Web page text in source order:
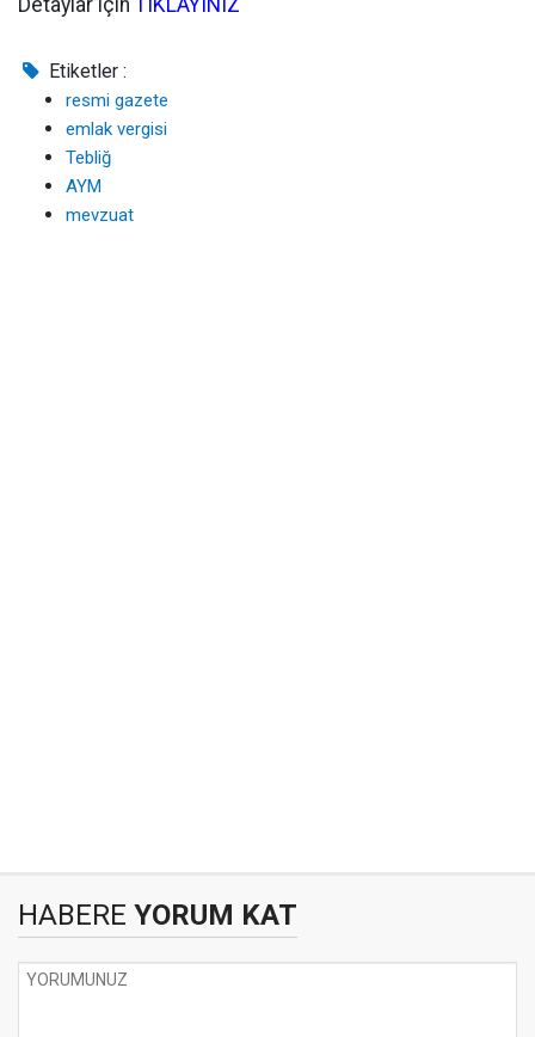
Detaylar için TIKLAYINIZ
Etiketler :
resmi gazete
emlak vergisi
Tebliğ
AYM
mevzuat
HABERE YORUM KAT